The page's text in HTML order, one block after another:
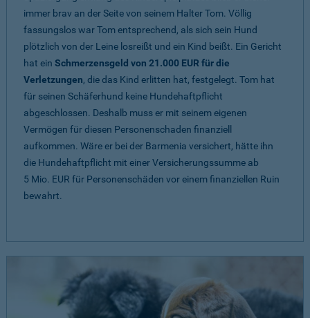
immer brav an der Seite von seinem Halter Tom. Völlig
fassungslos war Tom entsprechend, als sich sein Hund
plötzlich von der Leine losreißt und ein Kind beißt. Ein Gericht
hat ein Schmerzensgeld von 21.000 EUR für die
Verletzungen, die das Kind erlitten hat, festgelegt. Tom hat
für seinen Schäferhund keine Hundehaftpflicht
abgeschlossen. Deshalb muss er mit seinem eigenen
Vermögen für diesen Personenschaden finanziell
aufkommen. Wäre er bei der Barmenia versichert, hätte ihn
die Hundehaftpflicht mit einer Versicherungssumme ab
5 Mio. EUR für Personenschäden vor einem finanziellen Ruin
bewahrt.